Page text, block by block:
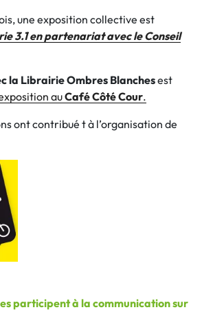
une exposition collective est
3.1 en partenariat avec le Conseil
la Librairie Ombres Blanchesest
auCafé Côté Cour.
ont contribué t à l’organisation de
participent à la communication sur